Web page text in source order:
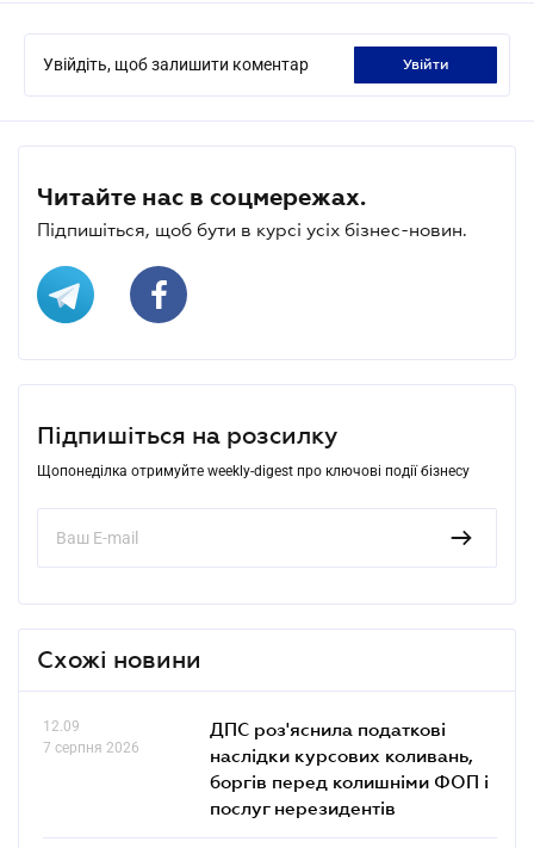
Увійдіть, щоб залишити коментар увійти
Читайте нас в соцмережах.
Підпишіться, щоб бути в курсі усіх бізнес-новин.
Підпишіться на розсилку
Щопонеділка отримуйте weekly-digest про ключові події бізнесу
Схожі новини
12.09
7 серпня 2026
ДПС роз'яснила податкові
наслідки курсових коливань,
боргів перед колишніми ФОП і
послуг нерезидентів